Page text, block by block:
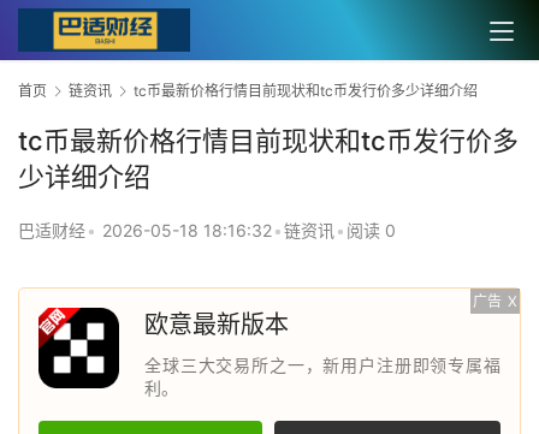
首页 链资讯 tc币最新价格行情目前现状和tc币发行价多少详细介绍
tc币最新价格行情目前现状和tc币发行价多
少详细介绍
巴适财经• 2026-05-18 18:16:32•链资讯 • 阅读 0
广告 X
欧意最新版本
全球三大交易所之一，新用户注册即领专属福
利。